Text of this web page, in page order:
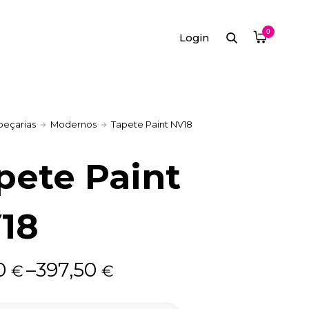
Login 0
Modernos Tapete Paint NV18
Paint
€–397,50€